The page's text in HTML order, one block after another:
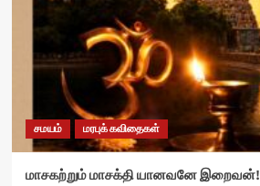
சமயம் மரபுக் கவிதைகள்
மாசகற்றும் மாசக்தி யானவனே இறைவன்!